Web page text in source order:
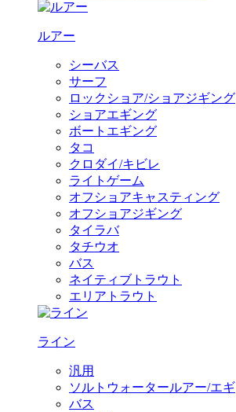
ルアー
シーバス
サーフ
ロックショア/ショアジギング
ショアエギング
ボートエギング
タコ
クロダイ/キビレ
ライトゲーム
オフショアキャスティング
オフショアジギング
タイラバ
タチウオ
バス
ネイティブトラウト
エリアトラウト
ライン
汎用
ソルトウォータールアー/エギ
バス